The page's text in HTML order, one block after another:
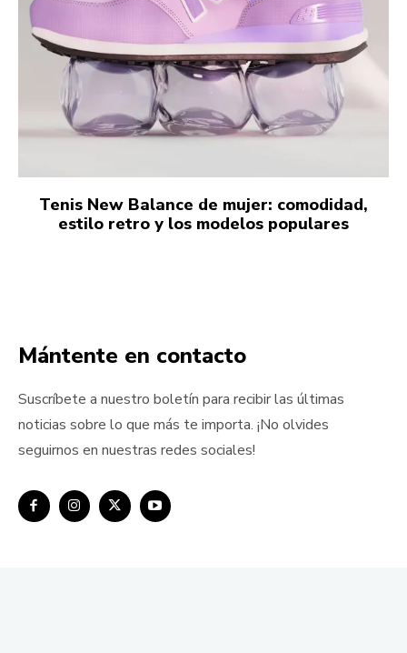
Tenis New Balance de mujer: comodidad,
estilo retro y los modelos populares
Mántente en contacto
Suscríbete a nuestro boletín para recibir las últimas
noticias sobre lo que más te importa. ¡No olvides
seguirnos en nuestras redes sociales!